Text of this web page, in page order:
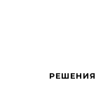
РЕШЕНИЯ